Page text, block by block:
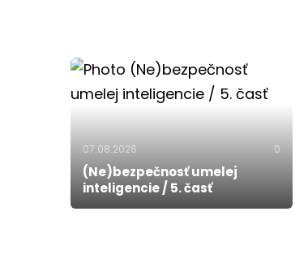
07.08.2026 0
(Ne)bezpečnosť umelej
inteligencie / 5. časť